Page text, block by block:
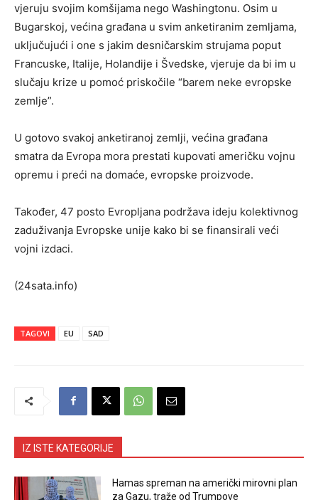
vjeruju svojim komšijama nego Washingtonu. Osim u
Bugarskoj, većina građana u svim anketiranim zemljama,
uključujući i one s jakim desničarskim strujama poput
Francuske, Italije, Holandije i Švedske, vjeruje da bi im u
slučaju krize u pomoć priskočile “barem neke evropske
zemlje”.
U gotovo svakoj anketiranoj zemlji, većina građana
smatra da Evropa mora prestati kupovati američku vojnu
opremu i preći na domaće, evropske proizvode.
Također, 47 posto Evropljana podržava ideju kolektivnog
zaduživanja Evropske unije kako bi se finansirali veći
vojni izdaci.
(24sata.info)
TAGOVI EU SAD
IZ ISTE KATEGORIJE
Hamas spreman na američki mirovni plan
za Gazu, traže od Trumpove